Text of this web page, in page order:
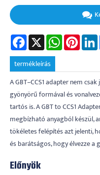
Facebook
X WhatsApp
termékleírás
A GBT–CCS1 adapter nem
gyönyörű formával és
tartós is. A GBT to CCS1
megbízható anyagból készül,
tökéletes felépítés azt jelenti,
és barátságos, hogy élvezze
Előnyök